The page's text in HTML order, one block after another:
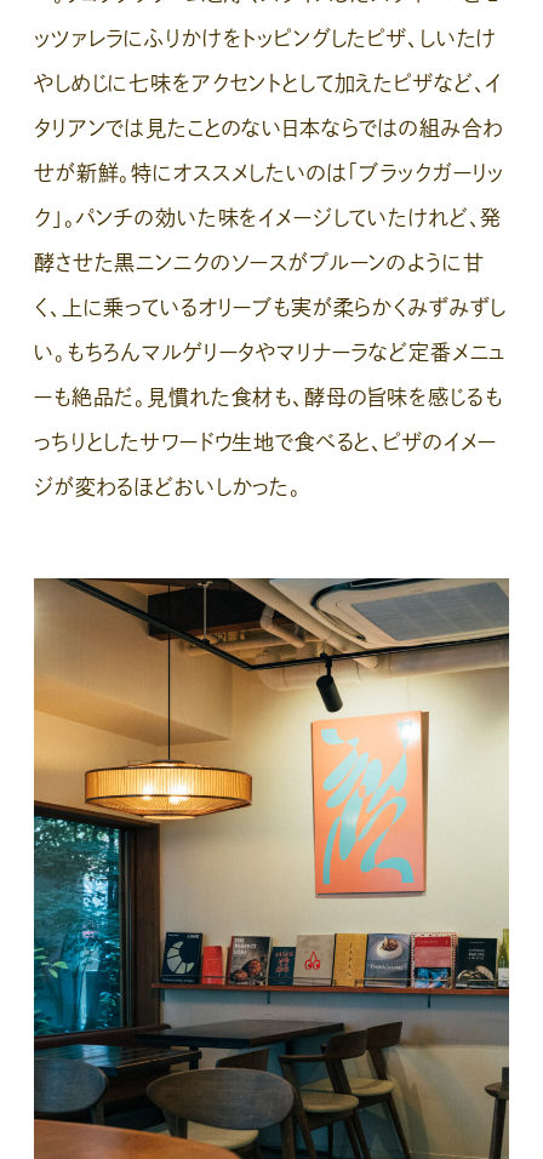
ッツァレラにふりかけをトッピングしたピザ、しいたけ
やしめじに七味をアクセントとして加えたピザなど、イ
タリアンでは見たことのない日本ならではの組み合わ
せが新鮮。特にオススメしたいのは「ブラックガーリッ
ク」。パンチの効いた味をイメージしていたけれど、発
酵させた黒ニンニクのソースがプルーンのように甘
く、上に乗っているオリーブも実が柔らかくみずみずし
い。もちろんマルゲリータやマリナーラなど定番メニュ
ーも絶品だ。見慣れた食材も、酵母の旨味を感じるも
っちりとしたサワードウ生地で食べると、ピザのイメー
ジが変わるほどおいしかった。